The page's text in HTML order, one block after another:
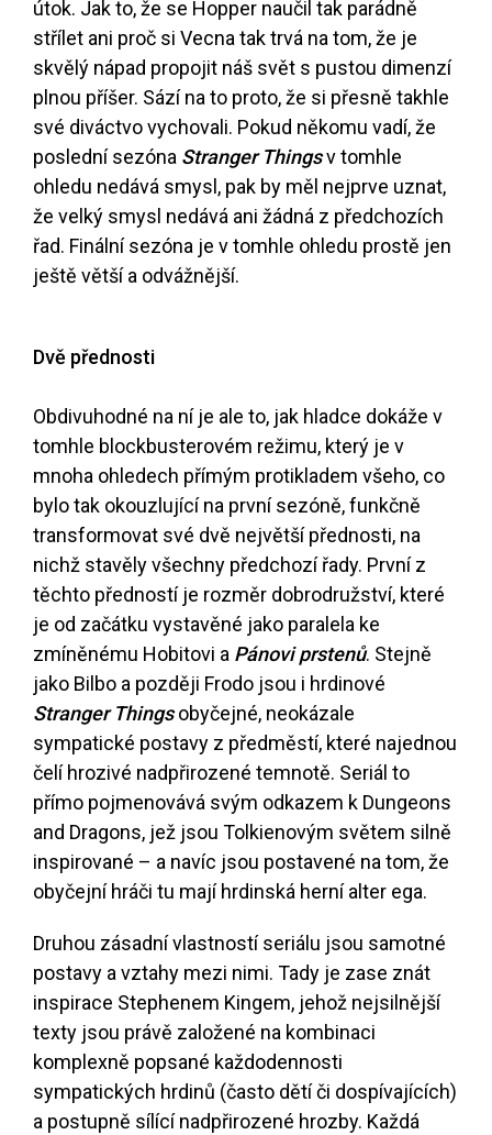
útok. Jak to, že se Hopper naučil tak parádně
střílet ani proč si Vecna tak trvá na tom, že je
skvělý nápad propojit náš svět s pustou dimenzí
plnou příšer. Sází na to proto, že si přesně takhle
své diváctvo vychovali. Pokud někomu vadí, že
poslední sezóna Stranger Thingsv tomhle
ohledu nedává smysl, pak by měl nejprve uznat,
že velký smysl nedává ani žádná z předchozích
řad. Finální sezóna je v tomhle ohledu prostě jen
ještě větší a odvážnější.
Dvě přednosti
Obdivuhodné na ní je ale to, jak hladce dokáže v
tomhle blockbusterovém režimu, který je v
mnoha ohledech přímým protikladem všeho, co
bylo tak okouzlující na první sezóně, funkčně
transformovat své dvě největší přednosti, na
nichž stavěly všechny předchozí řady. První z
těchto předností je rozměr dobrodružství, které
je od začátku vystavěné jako paralela ke
zmíněnému Hobitovi a Pánovi prstenů. Stejně
jako Bilbo a později Frodo jsou i hrdinové
Stranger Thingsobyčejné, neokázale
sympatické postavy z předměstí, které najednou
čelí hrozivé nadpřirozené temnotě. Seriál to
přímo pojmenovává svým odkazem k Dungeons
and Dragons, jež jsou Tolkienovým světem silně
inspirované – a navíc jsou postavené na tom, že
obyčejní hráči tu mají hrdinská herní alter ega.
Druhou zásadní vlastností seriálu jsou samotné
postavy a vztahy mezi nimi. Tady je zase znát
inspirace Stephenem Kingem, jehož nejsilnější
texty jsou právě založené na kombinaci
komplexně popsané každodennosti
sympatických hrdinů (často dětí či dospívajících)
a postupně sílící nadpřirozené hrozby. Každá